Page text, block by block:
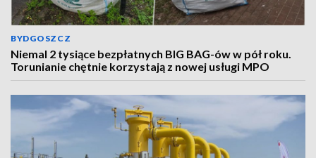
BYDGOSZCZ
Niemal 2 tysiące bezpłatnych BIG BAG-ów w pół roku.
Torunianie chętnie korzystają z nowej usługi MPO